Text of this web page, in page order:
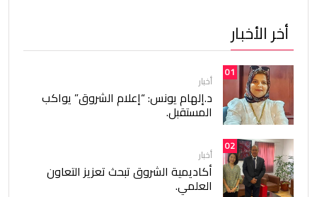
أخر الأخبار
01
أخبار
د.إلهام يونس: “إعلام الشروق” يواكب
المستقبل.
02
أخبار
أكاديمية الشروق تبحث تعزيز التعاون
العلمي.